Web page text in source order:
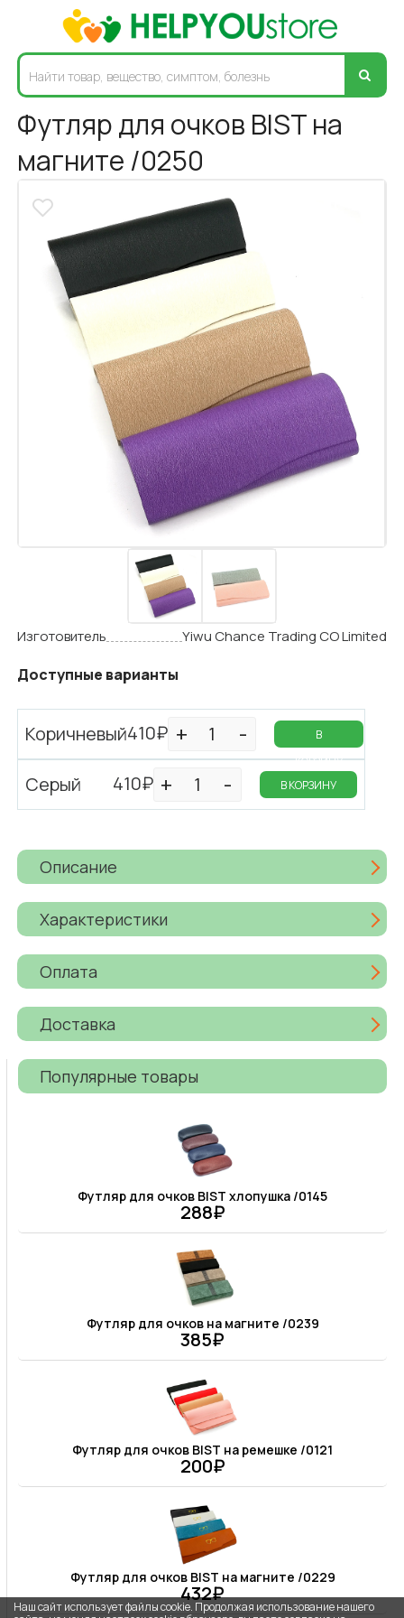
Футляр для очков BIST на
магните /0250
Изготовитель Yiwu Chance Trading CO Limited
Доступные варианты
Коричневый410₽
В
КОРЗИНУ
Серый 410₽ В КОРЗИНУ
Описание
Характеристики
Оплата
Доставка
Популярные товары
Футляр для очков BIST хлопушка /0145
288₽
Футляр для очков на магните /0239
385₽
Футляр для очков BIST на ремешке /0121
200₽
Футляр для очков BIST на магните /0229
432₽
Наш сайт использует файлы cookie. Продолжая использование нашего